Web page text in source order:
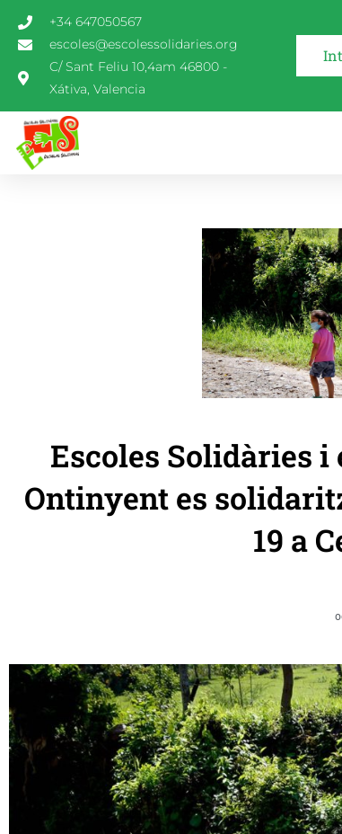
+34 647050567
escoles@escolessolidaries.org
C/ Sant Feliu 10,4am 46800 -
Xátiva, Valencia
Escoles Solidàries
Ontinyent es
19 a